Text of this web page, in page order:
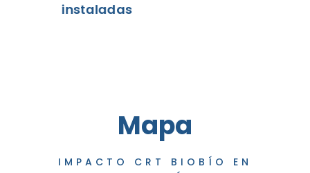
instaladas
Mapa
IMPACTO CRT BIOBÍO EN